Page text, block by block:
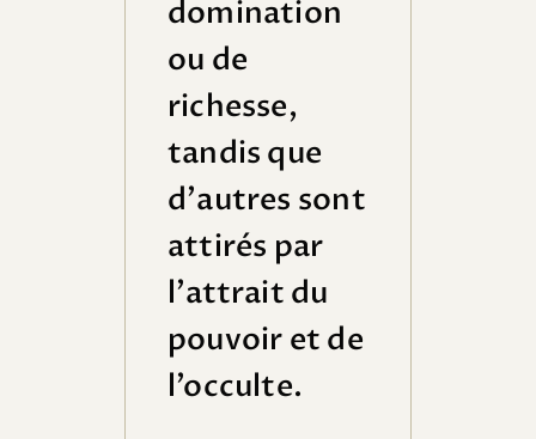
domination
ou de
richesse,
tandis que
d’autres sont
attirés par
l’attrait du
pouvoir et de
l’occulte.